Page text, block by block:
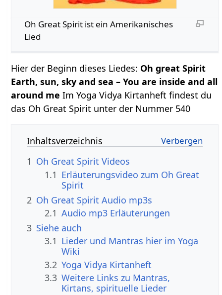
Oh Great Spirit ist ein Amerikanisches
Lied
Hier der Beginn dieses Liedes: Oh great Spirit
Earth, sun, sky and sea – You are inside and all
around me Im Yoga Vidya Kirtanheft findest du
das Oh Great Spirit unter der Nummer 540
Inhaltsverzeichnis
1 Oh Great Spirit Videos
1.1 Erläuterungsvideo zum Oh Great
Spirit
2 Oh Great Spirit Audio mp3s
2.1 Audio mp3 Erläuterungen
3 Siehe auch
3.1 Lieder und Mantras hier im Yoga
Wiki
3.2 Yoga Vidya Kirtanheft
3.3 Weitere Links zu Mantras,
Kirtans, spirituelle Lieder